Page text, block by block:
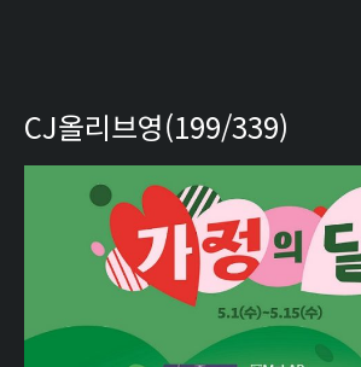
CJ올리브영(199/339)